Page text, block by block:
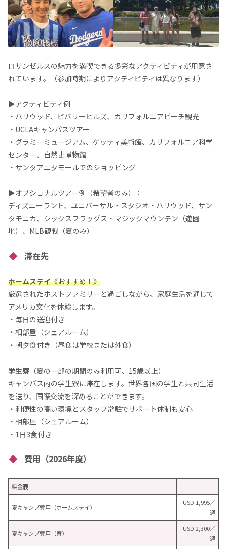
ロサンゼルスの魅力を満喫できる多彩なアクティビティが用意さ
れています。（参加時期によりアクティビティは異なります）
▶アクティビティ例
・ハリウッド、ビバリーヒルズ、カリフォルニアビーチ観光
・UCLAキャンパスツアー
・グラミーミュージアム、ゲッティ美術館、カリフォルニア科学
センター、自然史博物館
・サンタアニタモールでのショッピング
▶オプショナルツアー例（希望者のみ）：
ディズニーランド、ユニバーサル・スタジオ・ハリウッド、サン
タモニカ、シックスフラッグス・マジックマウンテン（遊園
地）、MLB観戦（夏のみ）
滞在先
ホームステイ《おすすめ！》
厳選されたホストファミリーと過ごしながら、家庭生活を通じて
アメリカ文化を体験します。
・毎日の送迎付き
・相部屋（シェアルーム）
・朝夕食付き（昼食は学校または外食）
学生寮 （夏の一部の期間のみ利用可、15歳以上）
キャンパス内の学生寮に滞在します。世界各国の学生と共同生活
を送り、国際交流を深めることができます。
・利便性の高い環境とスタッフ常駐でサポート体制も安心
・相部屋（シェアルーム）
・1日3食付き
費用（2026年度）
料金表
夏キャンプ費用（ホームステイ）
USD 1,995／
週
夏キャンプ費用（寮）
USD 2,300／
週